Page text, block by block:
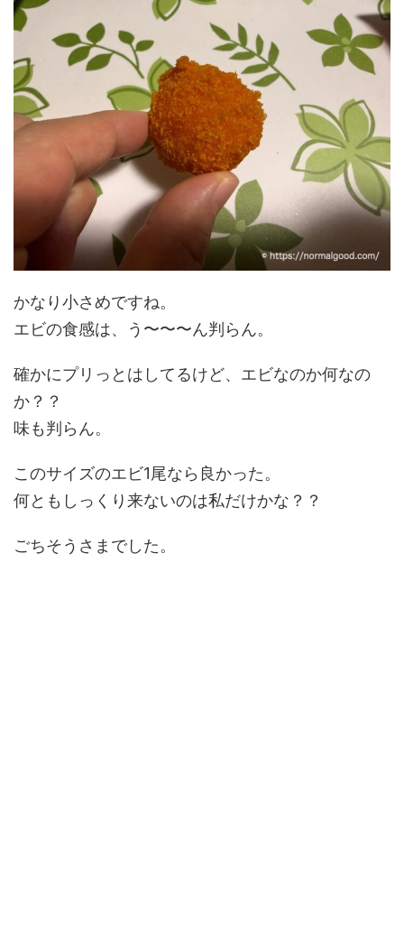
かなり小さめですね。
エビの食感は、う〜〜〜ん判らん。
確かにプリっとはしてるけど、エビなのか何なの
か？？
味も判らん。
このサイズのエビ1尾なら良かった。
何ともしっくり来ないのは私だけかな？？
ごちそうさまでした。